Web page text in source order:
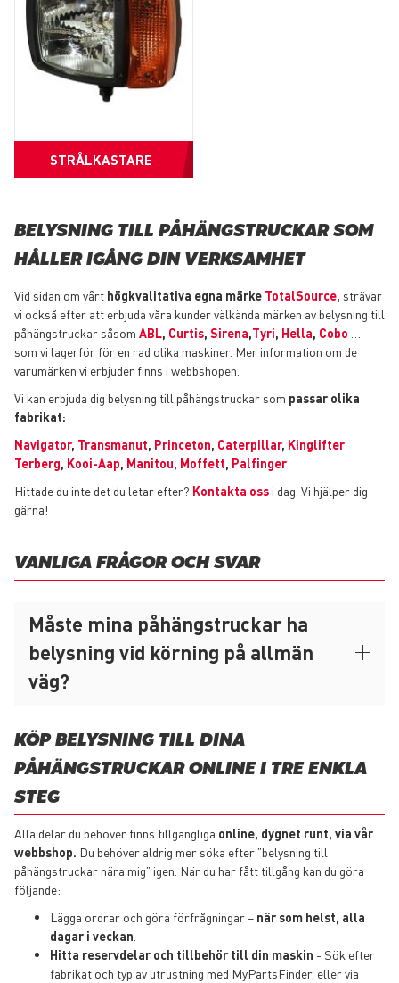
STRÅLKASTARE
BELYSNING TILL PÅHÄNGSTRUCKAR SOM
HÅLLER IGÅNG DIN VERKSAMHET
Vid sidan om vårt högkvalitativa egna märke TotalSource, strävar
vi också efter att erbjuda våra kunder välkända märken av belysning till
påhängstruckar såsom ABL, Curtis, Sirena,Tyri, Hella, Cobo
som vi lagerför för en rad olika maskiner. Mer information om de
varumärken vi erbjuder finns i webbshopen.
Vi kan erbjuda dig belysning till påhängstruckar som passar olika
fabrikat:
Navigator, Transmanut, Princeton, Caterpillar, Kinglifter
Terberg, Kooi-Aap, Manitou, Moffett, Palfinger
Hittade du inte det du letar efter? Kontakta oss i dag. Vi hjälper dig
gärna!
VANLIGA FRÅGOR OCH SVAR
Måste mina påhängstruckar ha
belysning vid körning på allmän
väg?
KÖP BELYSNING TILL DINA
PÅHÄNGSTRUCKAR ONLINE I TRE ENKLA
STEG
Alla delar du behöver finns tillgängliga online, dygnet runt, via vår
webbshop. Du behöver aldrig mer söka efter ”belysning till
påhängstruckar nära mig” igen. När du har fått tillgång kan du göra
följande:
Lägga ordrar och göra förfrågningar – när som helst, alla
dagar i veckan
Hitta reservdelar och tillbehör till din maskin - Sök efter
fabrikat och typ av utrustning med MyPartsFinder, eller via